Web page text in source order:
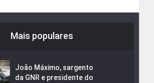
Mais populares
João Máximo, sargento
da GNR e presidente do